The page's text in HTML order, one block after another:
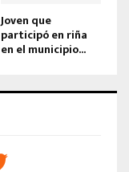
Joven que
participó en riña
en el municipio...